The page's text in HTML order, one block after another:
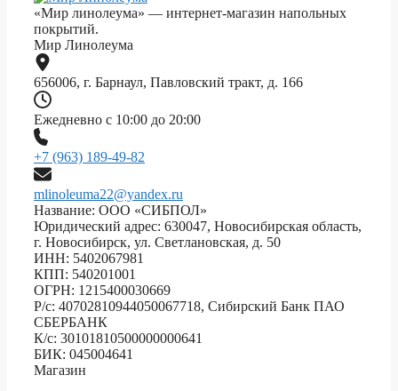
«Мир линолеума» — интернет-магазин напольных
покрытий.
Мир Линолеума
656006, г. Барнаул, Павловский тракт, д. 166
Ежедневно с 10:00 до 20:00
+7 (963) 189-49-82
mlinoleuma22@yandex.ru
Название: ООО «СИБПОЛ»
Юридический адрес: 630047, Новосибирская область,
г. Новосибирск, ул. Светлановская, д. 50
ИНН: 5402067981
КПП: 540201001
ОГРН: 1215400030669
Р/с: 40702810944050067718, Сибирский Банк ПАО
СБЕРБАНК
К/с: 30101810500000000641
БИК: 045004641
Магазин